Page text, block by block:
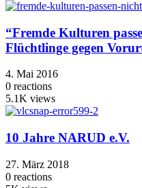
“Fremde Kulturen
Flüchtlinge gegen
4. Mai 2016
0 reactions
5.1K views
10 Jahre NARUD e.V.
27. März 2018
0 reactions